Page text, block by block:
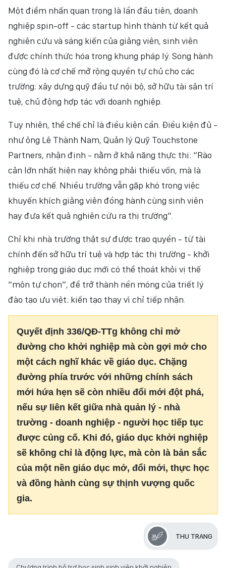
Một điểm nhấn quan trọng là lần đầu tiên, doanh
nghiệp spin-off - các startup hình thành từ kết quả
nghiên cứu và sáng kiến của giảng viên, sinh viên
được chính thức hóa trong khung pháp lý. Song hành
cùng đó là cơ chế mở rộng quyền tự chủ cho các
trường: xây dựng quỹ đầu tư nội bộ, sở hữu tài sản trí
tuệ, chủ động hợp tác với doanh nghiệp.
Tuy nhiên, thể chế chỉ là điều kiện cần. Điều kiện đủ -
như ông Lê Thành Nam, Quản lý Quỹ Touchstone
Partners, nhận định - nằm ở khả năng thực thi: “Rào
cản lớn nhất hiện nay không phải thiếu vốn, mà là
thiếu cơ chế. Nhiều trường vẫn gặp khó trong việc
khuyến khích giảng viên đồng hành cùng sinh viên
hay đưa kết quả nghiên cứu ra thị trường”.
Chỉ khi nhà trường thật sự được trao quyền - từ tài
chính đến sở hữu trí tuệ và hợp tác thị trường - khởi
nghiệp trong giáo dục mới có thể thoát khỏi vị thế
“môn tự chọn”, để trở thành nền móng của triết lý
đào tạo ưu việt: kiến tạo thay vì chỉ tiếp nhận.
Quyết định 336/QĐ-TTg không chỉ mở
đường cho khởi nghiệp mà còn gợi mở cho
một cách nghĩ khác về giáo dục. Chặng
đường phía trước với những chính sách
mới hứa hẹn sẽ còn nhiều đổi mới đột phá,
nếu sự liên kết giữa nhà quản lý - nhà
trường - doanh nghiệp - người học tiếp tục
được củng cố. Khi đó, giáo dục khởi nghiệp
sẽ không chỉ là động lực, mà còn là bản sắc
của một nền giáo dục mở, đổi mới, thực học
và đồng hành cùng sự thịnh vượng quốc
gia.
THU TRANG